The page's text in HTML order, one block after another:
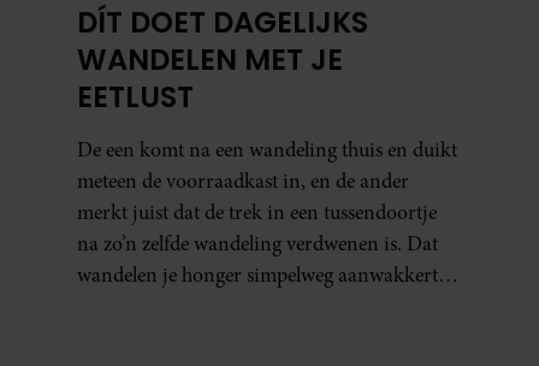
DÍT DOET DAGELIJKS
WANDELEN MET JE
EETLUST
De een komt na een wandeling thuis en duikt
meteen de voorraadkast in, en de ander
merkt juist dat de trek in een tussendoortje
na zo’n zelfde wandeling verdwenen is. Dat
wandelen je honger simpelweg aanwakkert,